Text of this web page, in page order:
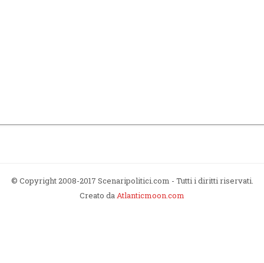
© Copyright 2008-2017 Scenaripolitici.com - Tutti i diritti riservati.
Creato daAtlanticmoon.com